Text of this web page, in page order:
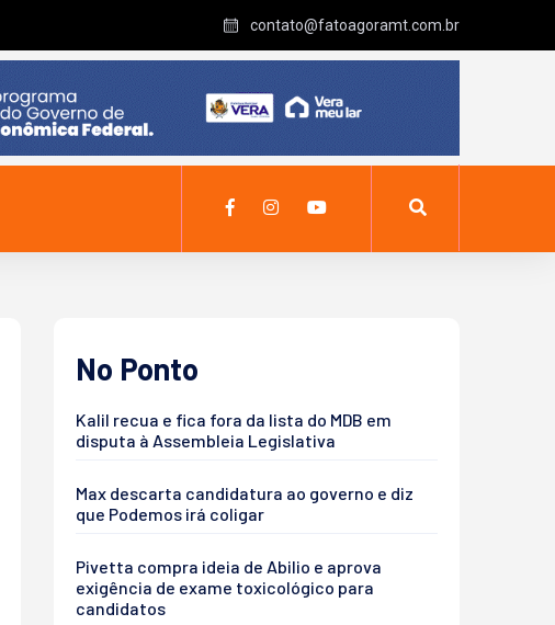
contato@fatoagoramt.com.br
No Ponto
Kalil recua e fica fora da lista do MDB em
disputa à Assembleia Legislativa
Max descarta candidatura ao governo e diz
que Podemos irá coligar
Pivetta compra ideia de Abilio e aprova
exigência de exame toxicológico para
candidatos